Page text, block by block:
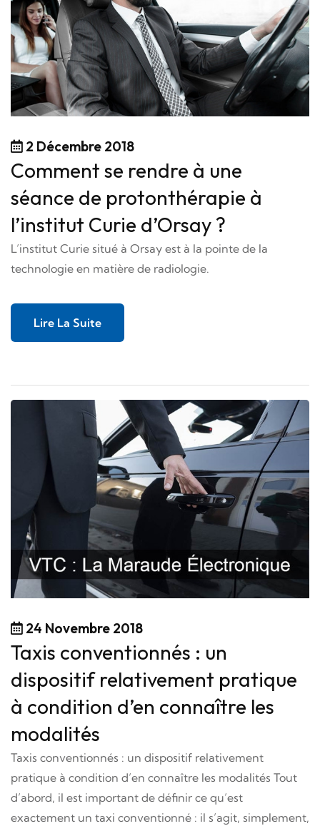
2 Décembre 2018
Comment se rendre à une
séance de protonthérapie à
l’institut Curie d’Orsay ?
L’institut Curie situé à Orsay est à la pointe de la
technologie en matière de radiologie.
Lire La Suite
24 Novembre 2018
Taxis conventionnés : un
dispositif relativement pratique
à condition d’en connaître les
modalités
Taxis conventionnés : un dispositif relativement
pratique à condition d’en connaître les modalités Tout
d’abord, il est important de définir ce qu’est
exactement un taxi conventionné : il s’agit, simplement,